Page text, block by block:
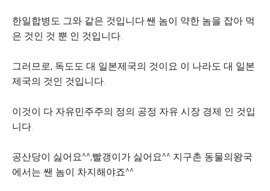
한일합병도 그와 같은 것입니다.쌘 놈이 약한 놈을 잡아 먹
은 것인 것 뿐 인 것입니다.
그러므로, 독도도 대 일본제국의 것이요 이 나라도 대 일본
제국의 것인 것입니다.
이것이 다 자유민주주의 정의 공정 자유 시장 경제 인 것입
니다.
공산당이 싫어요^^,빨갱이가 싫어요^^ 지구촌 동물의왕국
에서는 쌘 놈이 차지해야죠^^